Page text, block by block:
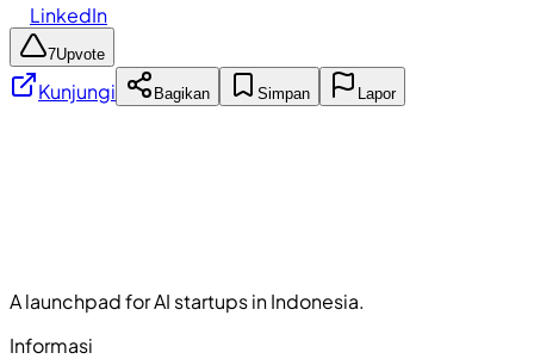
LinkedIn
7Upvote
Kunjungi Bagikan Simpan Lapor
A launchpad for AI startups in Indonesia.
Informasi